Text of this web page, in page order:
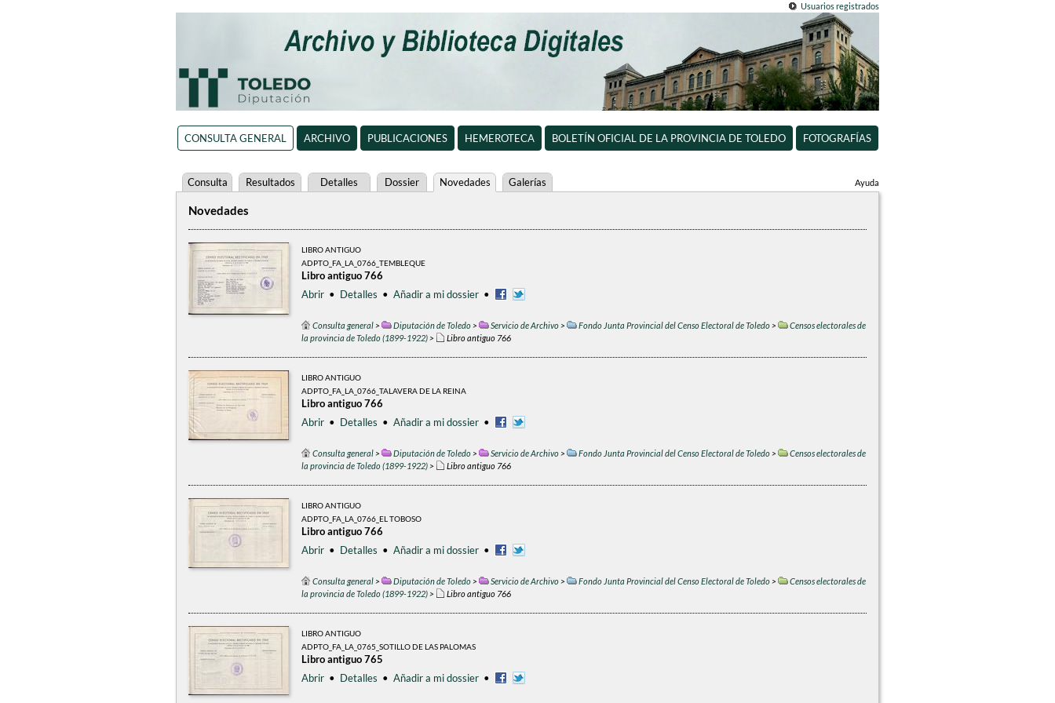
Usuarios registrados
CONSULTA GENERAL ARCHIVO PUBLICACIONES HEMEROTECA BOLETÍN OFICIAL DE LA PROVINCIA DE TOLEDO FOTOGRAFÍAS
Ayuda
Consulta Resultados Detalles Dossier Novedades Galerías
Novedades
LIBRO ANTIGUO
ADPTO_FA_LA_0766_TEMBLEQUE
Libro antiguo 766
Abrir • Detalles • Añadir a mi dossier •
Consulta general> Diputación de Toledo> Servicio de Archivo> Fondo Junta Provincial del Censo Electoral de Toledo>
Censos electorales de
la provincia de Toledo (1899-1922)> Libro antiguo 766
LIBRO ANTIGUO
ADPTO_FA_LA_0766_TALAVERA DE LA REINA
Libro antiguo 766
Abrir • Detalles • Añadir a mi dossier •
Consulta general> Diputación de Toledo> Servicio de Archivo> Fondo Junta Provincial del Censo Electoral de Toledo>
Censos electorales de
la provincia de Toledo (1899-1922)> Libro antiguo 766
LIBRO ANTIGUO
ADPTO_FA_LA_0766_EL TOBOSO
Libro antiguo 766
Abrir • Detalles • Añadir a mi dossier •
Consulta general> Diputación de Toledo> Servicio de Archivo> Fondo Junta Provincial del Censo Electoral de Toledo>
Censos electorales de
la provincia de Toledo (1899-1922)> Libro antiguo 766
LIBRO ANTIGUO
ADPTO_FA_LA_0765_SOTILLO DE LAS PALOMAS
Libro antiguo 765
Abrir • Detalles • Añadir a mi dossier •